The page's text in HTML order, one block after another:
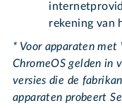
rekening van
* Voor apparaten met
ChromeOS gelden in
versies die de
apparaten probeert